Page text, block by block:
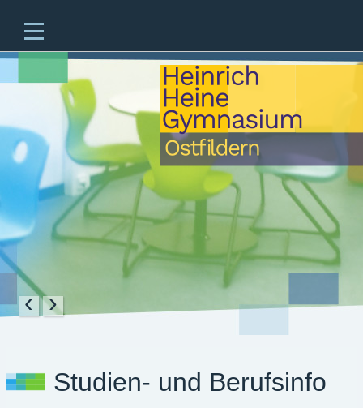
Unsere Schule
Unterricht & Angebote
Zukünftige Fünftklässler
offene Ganztagesschule
Beratung
Schulleben
Service
‹ ›
Studien- und Berufsinfo